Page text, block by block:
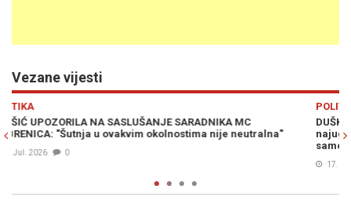
Vezane vijesti
DUŠKA JURIŠIĆ BEZ DLAKE NA JEZIKU: "Žene su trenutno
najugroženije u našem društvu, a povratnici političarima